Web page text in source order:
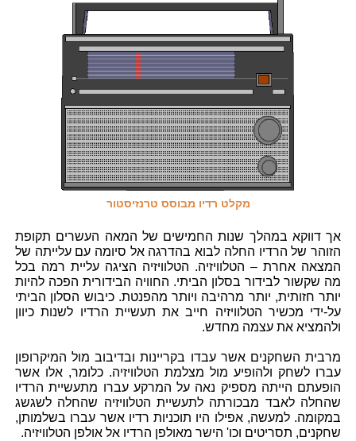
מקלט רדיו מבוסס טרנזיסטור
אך דווקא במהלך שנות החמישים של המאה העשרים תקופת
הזוהר של הרדיו החלה לבוא בהדרגה אל סיומה עם עלייתה של
המצאה אחרת – הטלוויזיה. הטלוויזיה הציגה עליית רמה בכל
מה שקשור לבידור בסלון הביתי. החוויה הבידורית הפכה להיות
יותר חזותית, יותר מרהיבה ויותר מהפנטת. כיבוש הסלון הביתי
על-ידי מכשיר הטלוויזיה חייב את תעשיית הרדיו לשנות כיוון
ולהמציא את עצמה מחדש.
מרבית השחקנים אשר עבדו בקריינות ובדיבוב מול המיקרופון
עברו לשחק ולהופיע מול מצלמת הטלוויזיה. כלומר, אלו אשר
הופעתם הייתה מספיק נאה על המרקע עברו מתעשיית הרדיו
שהחלה לאבד מבכורתה לתעשיית הטלוויזיה שהחלה לשגשג
במקומה. למעשה, אפילו היו תוכניות רדיו אשר עברו בשלמותן,
שחקנים, תסריטים וכו' הישר מאולפן הרדיו אל אולפן הטלוויזיה.